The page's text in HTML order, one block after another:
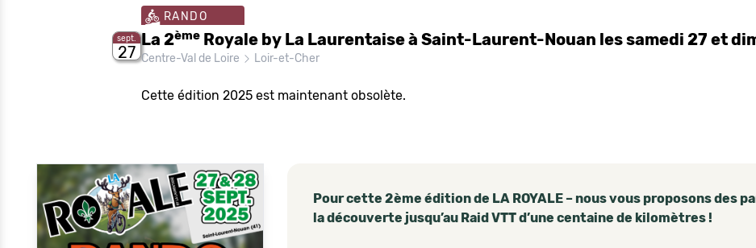
sept.
27
RANDO
La 2èmeRoyale by La Laurentaise à Saint-Laurent-Nouan les samedi 27 et
Centre-Val de Loire Loir-et-Cher
Cette édition 2025 est maintenant obsolète.
Pour cette 2ème édition de LA ROYALE – nous vous proposons des
la découverte jusqu’au Raid VTT d’une centaine de kilomètres !